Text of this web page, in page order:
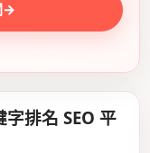
→
排名 SEO 平